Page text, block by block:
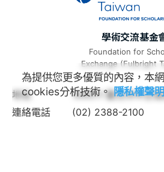
學術交流基金
Foundation for
Exchange (Fulbright
地址
100011 臺北市中正
連絡電話
(02) 2388-2100
為提供您更多優質的內容，本
cookies分析技術。隱私權聲明